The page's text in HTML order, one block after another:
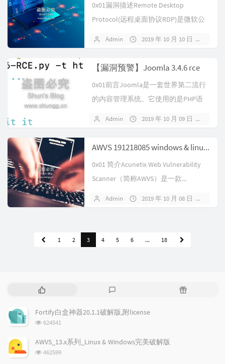
0x01漏洞描述Remote Desktop
Protocol(远程桌面协议RDP)是微软公
Admin 2019 年 10 月 10 日
【漏洞预警】Joomla 3.4.6 rce
0x01前言Joomla是一套世界第二流行
的内容管理系统。它使用的是PHP语
Admin 2019 年 10 月 09 日
AWVS 191218085 windows & linux正式版完美破解
0x01 简介Acunetix Web Vulnerability
Scanner（简称AWVS）是一款...
Admin 2019 年 10 月 08 日
1 2 3 4 5 6 ... 18
热
文
章
评
论
随
Fortify白盒神器20.1.1破解版,附license
浏
次
624541
AWVS_13.x系列_Linux & Windows完美破解版
浏
462599